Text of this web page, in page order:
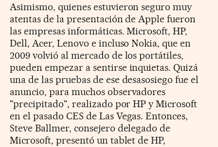
Asimismo, quienes estuvieron seguro muy
atentas de la presentación de Apple fueron
las empresas informáticas. Microsoft, HP,
Dell, Acer, Lenovo e incluso Nokia, que en
2009 volvió al mercado de los portátiles,
pueden empezar a sentirse inquietas. Quizá
una de las pruebas de ese desasosiego fue el
anuncio, para muchos observadores
"precipitado", realizado por HP y Microsoft
en el pasado CES de Las Vegas. Entonces,
Steve Ballmer, consejero delegado de
Microsoft, presentó un tablet de HP,